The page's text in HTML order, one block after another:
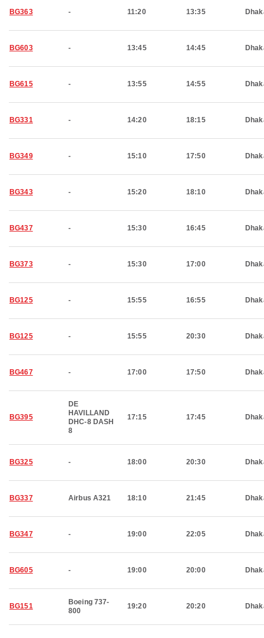
BG363 - 11:20 13:35
BG603 - 13:45 14:45
BG615 - 13:55 14:55
BG331 - 14:20 18:15
BG349 - 15:10 17:50
BG343 - 15:20 18:10
BG437 - 15:30 16:45
BG373 - 15:30 17:00
BG125 - 15:55 16:55
BG125 - 15:55 20:30
BG467 - 17:00 17:50
BG395
DE
HAVILLAND
DHC-8 DASH
8
17:15 17:45
BG325 - 18:00 20:30
BG337 Airbus A321 18:10 21:45
BG347 - 19:00 22:05
BG605 - 19:00 20:00
BG151
Boeing 737-
800
19:20 20:20